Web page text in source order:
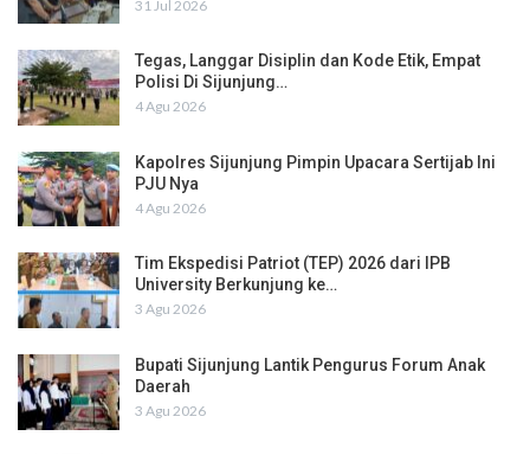
31 Jul 2026
Tegas, Langgar Disiplin dan Kode Etik, Empat
Polisi Di Sijunjung…
4 Agu 2026
Kapolres Sijunjung Pimpin Upacara Sertijab Ini
PJU Nya
4 Agu 2026
Tim Ekspedisi Patriot (TEP) 2026 dari IPB
University Berkunjung ke…
3 Agu 2026
Bupati Sijunjung Lantik Pengurus Forum Anak
Daerah
3 Agu 2026